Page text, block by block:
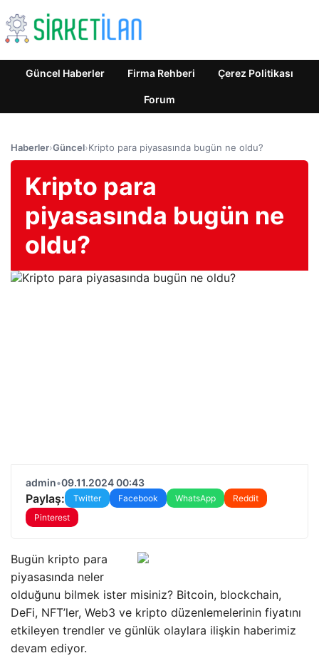
Güncel Haberler Firma Rehberi Çerez Politikası
Forum
Haberler›Güncel›Kripto para piyasasında bugün ne oldu?
Kripto para
piyasasında bugün ne
oldu?
admin•09.11.2024 00:43
Paylaş: Twitter Facebook WhatsApp
Reddit
Pinterest
Bugün kripto para
piyasasında neler
olduğunu bilmek ister misiniz? Bitcoin, blockchain,
DeFi, NFT’ler, Web3 ve kripto düzenlemelerinin fiyatını
etkileyen trendler ve günlük olaylara ilişkin haberimiz
devam ediyor.